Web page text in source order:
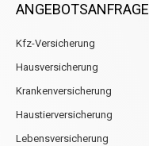
ANGEBOTSANFRAGE
Kfz-Versicherung
Hausversicherung
Krankenversicherung
Haustierversicherung
Lebensversicherung